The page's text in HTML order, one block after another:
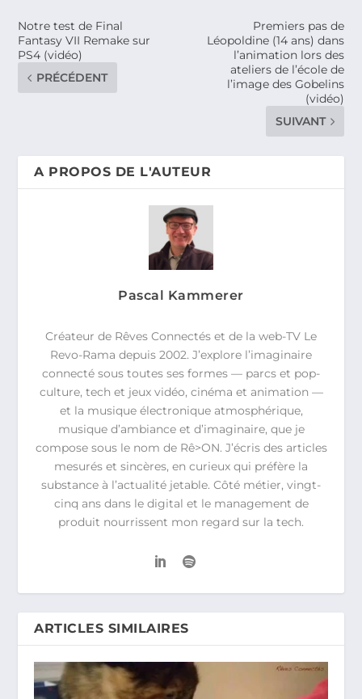
Notre test de Final
Fantasy VII Remake sur
PS4 (vidéo)
PRÉCÉDENT
Premiers pas de
Léopoldine (14 ans) dans
l’animation lors des
ateliers de l’école de
l’image des Gobelins
(vidéo)
SUIVANT
A PROPOS DE L'AUTEUR
Pascal Kammerer
Créateur de Rêves Connectés et de la web-TV Le
Revo-Rama depuis 2002. J’explore l’imaginaire
connecté sous toutes ses formes — parcs et pop-
culture, tech et jeux vidéo, cinéma et animation —
et la musique électronique atmosphérique,
musique d’ambiance et d’imaginaire, que je
compose sous le nom de Rê>ON. J’écris des articles
mesurés et sincères, en curieux qui préfère la
substance à l’actualité jetable. Côté métier, vingt-
cinq ans dans le digital et le management de
produit nourrissent mon regard sur la tech.
ARTICLES SIMILAIRES